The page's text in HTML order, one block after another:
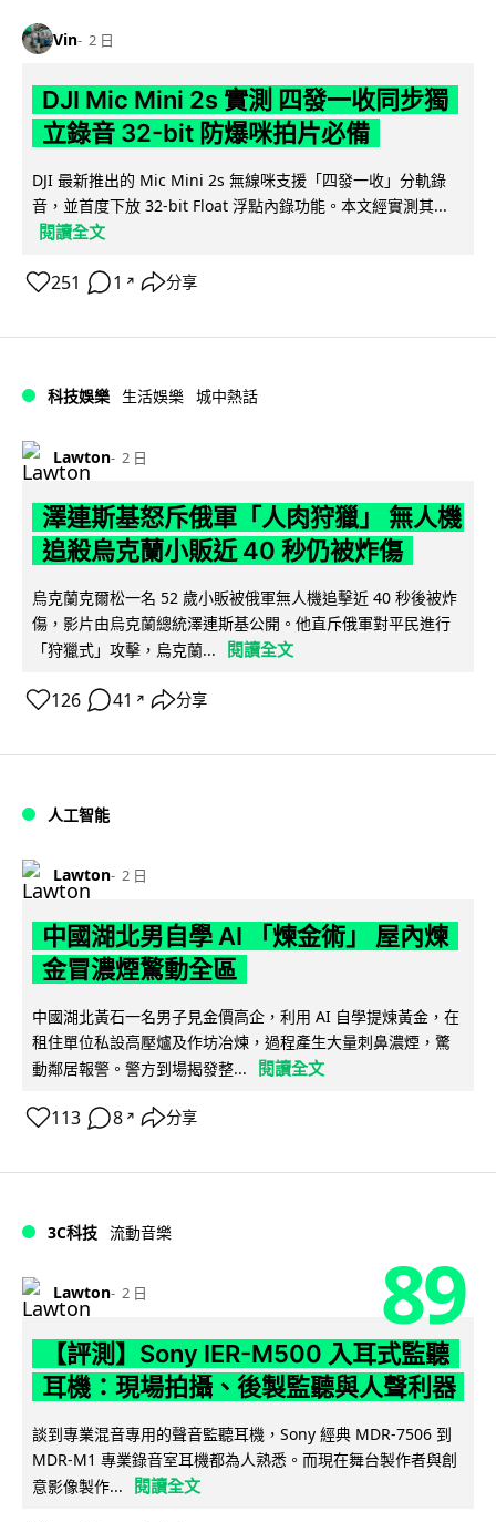
Vin 2 日
DJI Mic Mini 2s 實測 四發一收同步獨
立錄音 32-bit 防爆咪拍片必備
DJI 最新推出的 Mic Mini 2s 無線咪支援「四發一收」分軌錄
音，並首度下放 32-bit Float 浮點內錄功能。本文經實測其...
閱讀全文
251 1 ↗ 分享
科技娛樂 生活娛樂 城中熱話
Lawton 2 日
澤連斯基怒斥俄軍「人肉狩獵」 無人機
追殺烏克蘭小販近 40 秒仍被炸傷
烏克蘭克爾松一名 52 歲小販被俄軍無人機追擊近 40 秒後被炸
傷，影片由烏克蘭總統澤連斯基公開。他直斥俄軍對平民進行
「狩獵式」攻擊，烏克蘭...
閱讀全文
126 41 ↗ 分享
人工智能
Lawton 2 日
中國湖北男自學 AI 「煉金術」 屋內煉
金冒濃煙驚動全區
中國湖北黃石一名男子見金價高企，利用 AI 自學提煉黃金，在
租住單位私設高壓爐及作坊冶煉，過程產生大量刺鼻濃煙，驚
動鄰居報警。警方到場揭發整...
閱讀全文
113 8 ↗ 分享
3C科技 流動音樂
Lawton 2 日 89
【評測】Sony IER-M500 入耳式監聽
耳機：現場拍攝、後製監聽與人聲利器
談到專業混音專用的聲音監聽耳機，Sony 經典 MDR-7506 到
MDR-M1 專業錄音室耳機都為人熟悉。而現在舞台製作者與創
意影像製作...
閱讀全文